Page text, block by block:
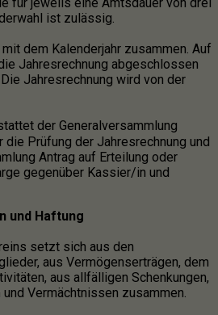
ist zulässig.
dem Kalenderjahr zusammen. Auf
Jahresrechnung abgeschlossen
Jahresrechnung wird von der
der Generalversammlung
Prüfung der Jahresrechnung und
Antrag auf Erteilung oder
gegenüber Kassier/in und
und Haftung
setzt sich aus den
aus Vermögenserträgen, dem
aus allfälligen Schenkungen,
Vermächtnissen zusammen.